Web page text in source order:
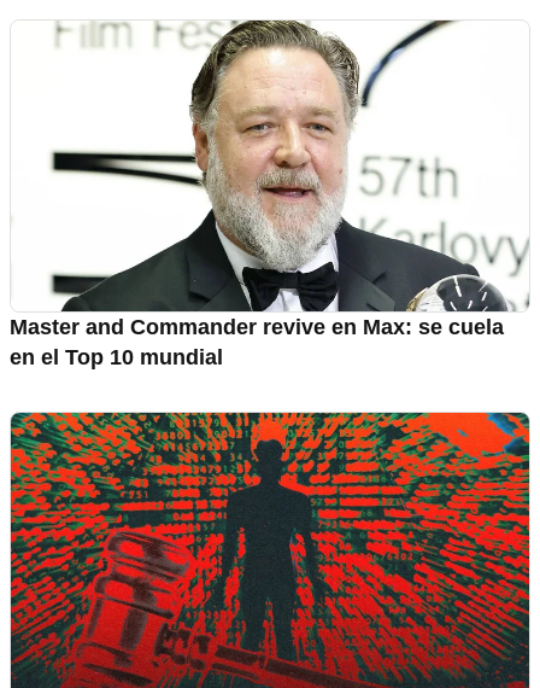
Master and Commander revive en Max: se cuela
en el Top 10 mundial